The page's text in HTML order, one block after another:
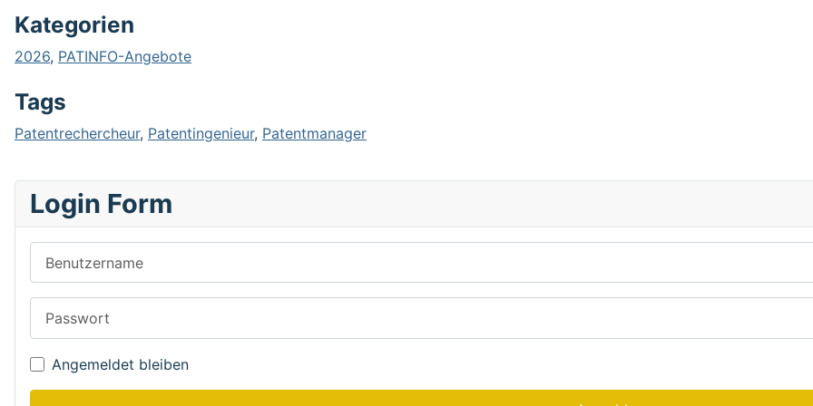
Kategorien
2026, PATINFO-Angebote
Tags
Patentrechercheur, Patentingenieur, Patentmanager
Login Form
Angemeldet bleiben